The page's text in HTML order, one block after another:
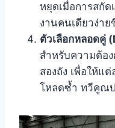
หยุดเมื่อการสกั
งานคนเดียวง่า
ตัวเลือกหลอดคู่
สำหรับความต้อง
สองถัง เพื่อให้แ
โหลดซ้ำ ทวีคูณ